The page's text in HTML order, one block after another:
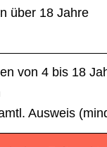
über 18 Jahre
von 4 bis 18
Ausweis